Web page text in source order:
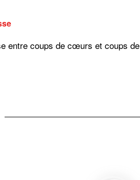
entre coups de cœurs et coups de